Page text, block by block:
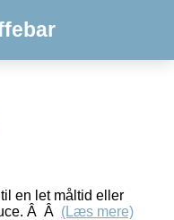
en let måltid eller
Â Â (Læs mere)